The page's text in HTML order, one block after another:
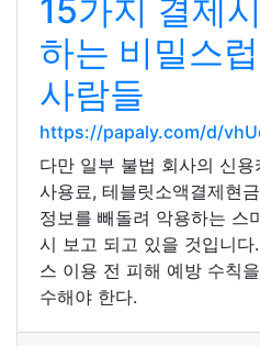
15가지 결제
하는 비밀스
사람들
https://papaly.com/d/
다만 일부 불법 회사의 신
사용료, 테블릿소액결제현
정보를 빼돌려 악용하는 스
시 보고 되고 있을 것입니
스 이용 전 피해 예방 수칙
수해야 한다.